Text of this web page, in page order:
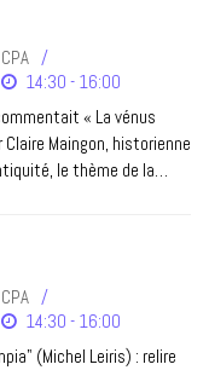
14:30 - 16:00
« La vénus
Maingon, historienne
le thème de la…
14:30 - 16:00
(Michel Leiris) : relire